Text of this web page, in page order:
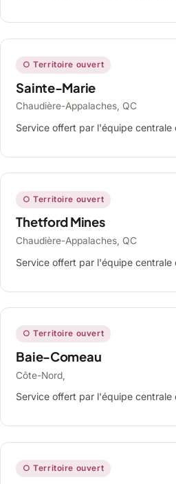
○ Territoire ouvert
Sainte-Marie
Chaudière-Appalaches, QC
Service offert par l'équipe
○ Territoire ouvert
Thetford Mines
Chaudière-Appalaches, QC
Service offert par l'équipe
○ Territoire ouvert
Baie-Comeau
Côte-Nord,
Service offert par l'équipe
○ Territoire ouvert